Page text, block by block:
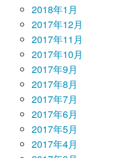
2018年1月
2017年12月
2017年11月
2017年10月
2017年9月
2017年8月
2017年7月
2017年6月
2017年5月
2017年4月